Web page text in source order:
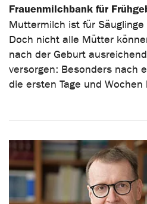
Frauenmilchbank für
Muttermilch ist für
Doch nicht alle Mütter
nach der Geburt
versorgen: Besonders nach
die ersten Tage und